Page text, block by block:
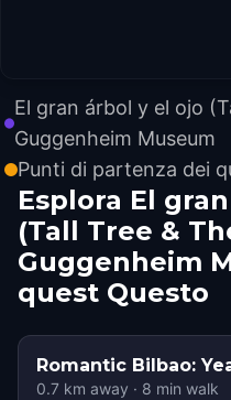
El gran árbol y el ojo
Guggenheim Museum
Punti di partenza dei
Esplora El
(Tall Tree &
Guggenheim
quest Questo
Romantic Bilbao:
0.7 km away · 8 min walk